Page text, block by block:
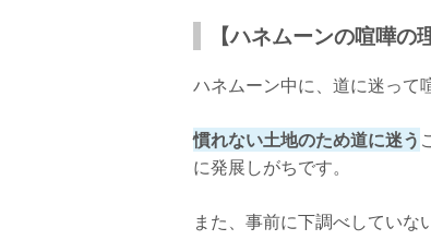
【ハネムーンの喧嘩
ハネムーン中に、道に迷って
慣れない土地のため道に迷う
に発展しがちです。
また、事前に下調べしていな